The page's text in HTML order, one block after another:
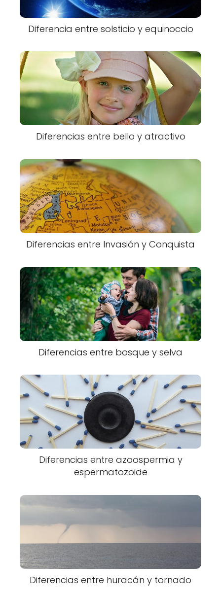
Diferencia entre solsticio y equinoccio
Diferencias entre bello y atractivo
Diferencias entre Invasión y Conquista
Diferencias entre bosque y selva
Diferencias entre azoospermia y
espermatozoide
Diferencias entre huracán y tornado